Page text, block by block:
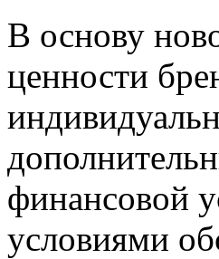
В основу
ценности
финансовой
условиями